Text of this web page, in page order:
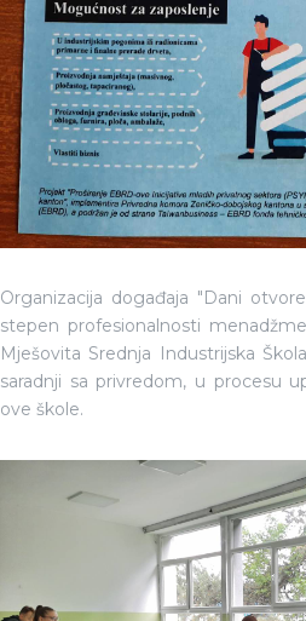
Organizacija događaja "Dani
stepen profesionalnosti
Mješovita Srednja Industrijska
saradnji sa privredom, u procesu
ove škole.